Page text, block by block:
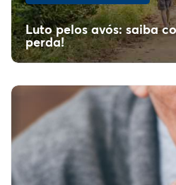
Luto pelos avós: saiba
perda!